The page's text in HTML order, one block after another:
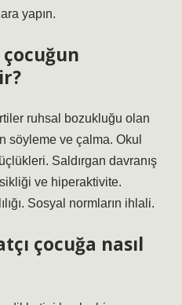
yapın.
ruhsal bozukluğu olan
söyleme ve çalma. Okul
Saldırgan davranış
ve hiperaktivite.
Sosyal normların ihlali.
çocuğa nasıl